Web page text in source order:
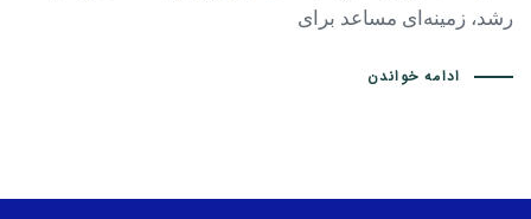
رشد، زمینه‌ای مساعد برای
ادامه خواندن